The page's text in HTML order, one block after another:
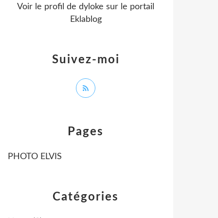
Catégories
Pages
PHOTO ELVIS
Suivez-moi
Voir le profil de dyloke sur le portail
Eklablog